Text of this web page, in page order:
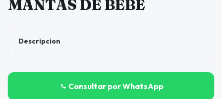
MANTAS DE BEBÉ
Descripcion
Consultar por WhatsApp